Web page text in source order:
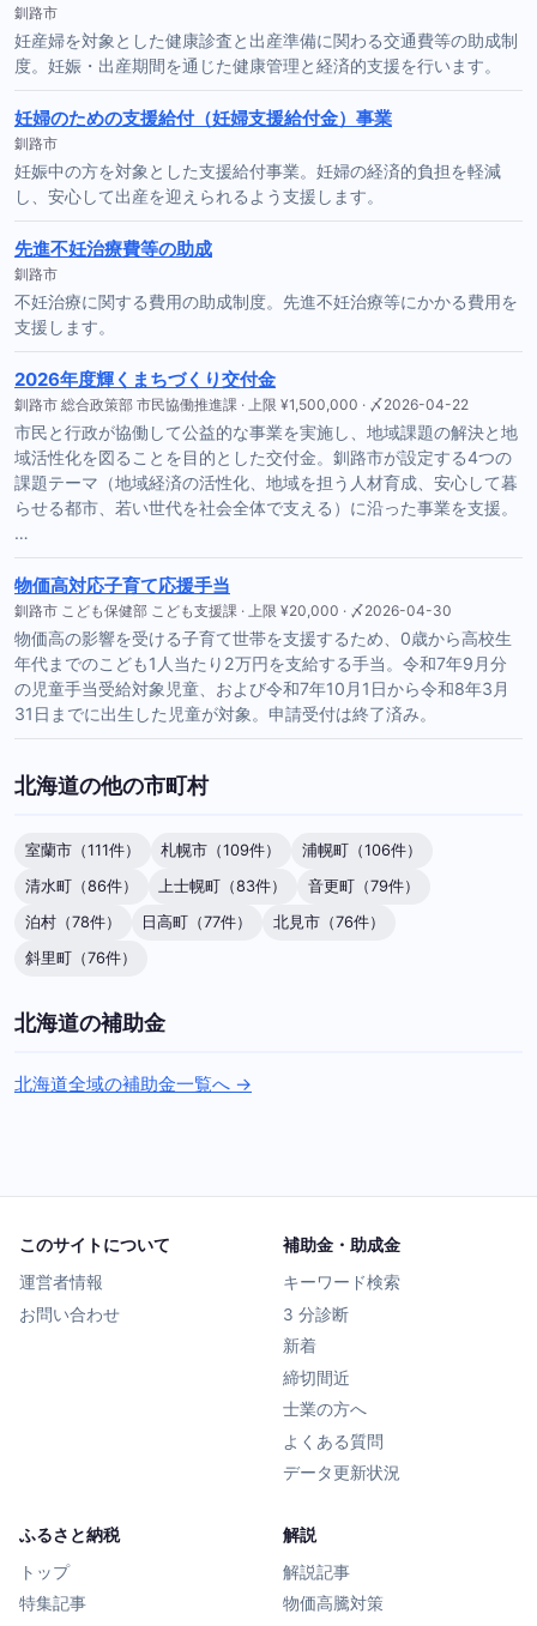
釧路市
妊産婦を対象とした健康診査と出産準備に関わる交通費等の助成制
度。妊娠・出産期間を通じた健康管理と経済的支援を行います。
妊婦のための支援給付（妊婦支援給付金）事業
釧路市
妊娠中の方を対象とした支援給付事業。妊婦の経済的負担を軽減
し、安心して出産を迎えられるよう支援します。
先進不妊治療費等の助成
釧路市
不妊治療に関する費用の助成制度。先進不妊治療等にかかる費用を
支援します。
2026年度輝くまちづくり交付金
釧路市 総合政策部 市民協働推進課 · 上限 ¥1,500,000 · 〆2026-04-22
市民と行政が協働して公益的な事業を実施し、地域課題の解決と地
域活性化を図ることを目的とした交付金。釧路市が設定する4つの
課題テーマ（地域経済の活性化、地域を担う人材育成、安心して暮
らせる都市、若い世代を社会全体で支える）に沿った事業を支援。
…
物価高対応子育て応援手当
釧路市 こども保健部 こども支援課 · 上限 ¥20,000 · 〆2026-04-30
物価高の影響を受ける子育て世帯を支援するため、0歳から高校生
年代までのこども1人当たり2万円を支給する手当。令和7年9月分
の児童手当受給対象児童、および令和7年10月1日から令和8年3月
31日までに出生した児童が対象。申請受付は終了済み。
北海道の他の市町村
室蘭市（111件） 札幌市（109件）
浦幌町（106件）
清水町（86件）
上士幌町（83件）
音更町（79件）
泊村（78件）
日高町（77件）
北見市（76件）
斜里町（76件）
北海道の補助金
北海道全域の補助金一覧へ →
このサイトについて
運営者情報
お問い合わせ
補助金・助成金
キーワード検索
3 分診断
新着
締切間近
士業の方へ
よくある質問
データ更新状況
ふるさと納税
トップ
特集記事
解説
解説記事
物価高騰対策